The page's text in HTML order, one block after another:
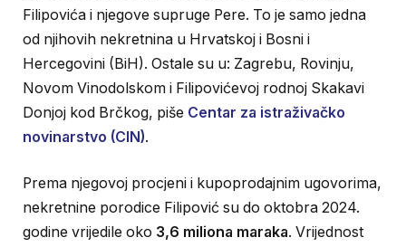
Filipovića i njegove supruge Pere. To je samo jedna
od njihovih nekretnina u Hrvatskoj i Bosni i
Hercegovini (BiH). Ostale su u: Zagrebu, Rovinju,
Novom Vinodolskom i Filipovićevoj rodnoj Skakavi
Donjoj kod Brčkog, piše Centar za istraživačko
novinarstvo (CIN).
Prema njegovoj procjeni i kupoprodajnim ugovorima,
nekretnine porodice Filipović su do oktobra 2024.
godine vrijedile oko 3,6 miliona maraka. Vrijednost